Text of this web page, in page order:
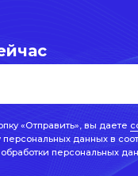
«Отправить», вы даете
персональных данных в
обработки персональных